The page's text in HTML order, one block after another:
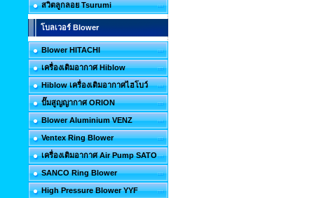
สวิตลูกลอย Tsurumi
โบลเวอร์ Blower
Blower HITACHI
เครื่องเติมอากาศ Hiblow
Hiblow เครื่องเติมอากาศไฮโบว์
ปั๊มสูญญากาศ ORION
Blower Aluminium VENZ
Ventex Ring Blower
เครื่องเติมอากาศ Air Pump SATO
SANCO Ring Blower
High Pressure Blower YYF